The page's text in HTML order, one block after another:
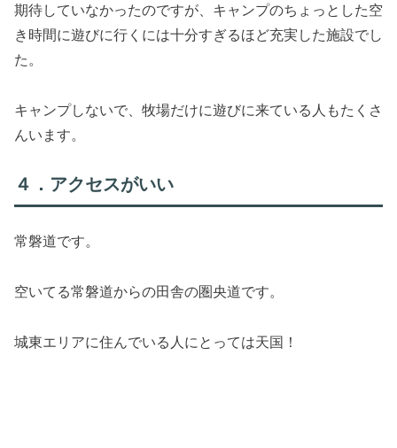
期待していなかったのですが、キャンプのちょっとした空
き時間に遊びに行くには十分すぎるほど充実した施設でし
た。
キャンプしないで、牧場だけに遊びに来ている人もたくさ
んいます。
４．アクセスがいい
常磐道です。
空いてる常磐道からの田舎の圏央道です。
城東エリアに住んでいる人にとっては天国！